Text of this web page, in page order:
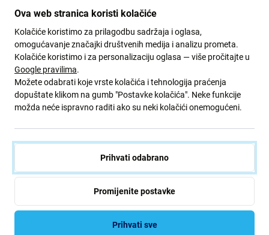
Newsletter
Prijavite se za redovite obavijesti o popustima i novostima iz naše
ponude. Ujedno, podnošenjem ovog obrasca potvrđujem da sam
stariji od 16 godina
se
Slažem se primati vijesti
Ova web stranica koristi kolačiće
Kolačiće koristimo za prilagodbu sadržaja i oglasa,
omogućavanje značajki društvenih medija i analizu prometa.
Kolačiće koristimo i za personalizaciju oglasa — više pročitajte u
Google pravilima.
Možete odabrati koje vrste kolačića i tehnologija praćenja
dopuštate klikom na gumb "Postavke kolačića". Neke funkcije
možda neće ispravno raditi ako su neki kolačići onemogućeni.
Prihvati odabrano
Promijenite postavke
Prihvati sve